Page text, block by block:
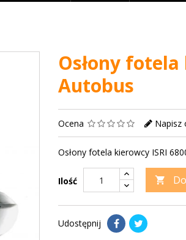
Osłony fotela
Autobus
Ocena Napisz
Osłony fotela kierowcy ISRI
Ilość 
Udostępnij